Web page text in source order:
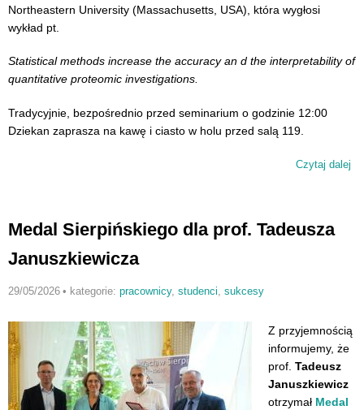
Northeastern University (Massachusetts, USA),
która wygłosi
wykład pt.
Statistical methods increase the accuracy an d the interpretability of
quantitative proteomic investigations.
Tradycyjnie, bezpośrednio przed seminarium o godzinie 12:00
Dziekan zaprasza na kawę i ciasto w holu przed salą 119.
Czytaj dalej
Medal Sierpińskiego dla prof. Tadeusza
Januszkiewicza
29/05/2026 • kategorie: pracownicy, studenci, sukcesy
Z przyjemnością
informujemy, że
prof. Tadeusz
Januszkiewicz
otrzymał Medal